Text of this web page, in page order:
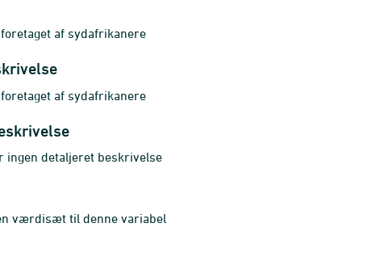
af sydafrikanere
af sydafrikanere
ingen detaljeret beskrivelse
værdisæt til denne variabel